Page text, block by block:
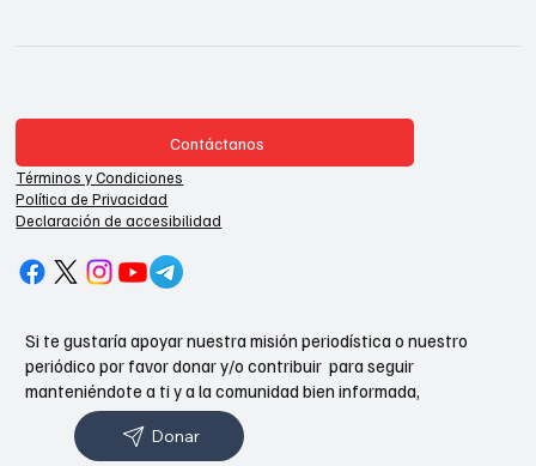
Contáctanos
Términos y Condiciones
Política de Privacidad
Declaración de accesibilidad
Si te gustaría apoyar nuestra misión periodística o nuestro
periódico por favor donar y/o contribuir para seguir
manteniéndote a ti y a la comunidad bien informada,
Donar